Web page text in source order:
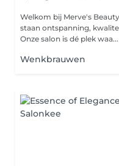
Welkom bij Merve's BeautyBar Oss Bij Merve's
staan ontspanning,
Onze salon is dé plek waa...
Wenkbrauwen